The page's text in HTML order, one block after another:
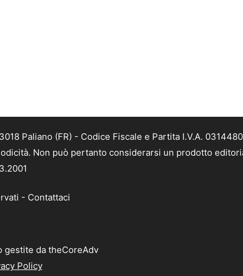
Paliano (FR) - Codice Fiscale e Partita I.V.A.
Non può pertanto considerarsi un prodotto
- Contattaci
gestite da theCoreAdv
Policy